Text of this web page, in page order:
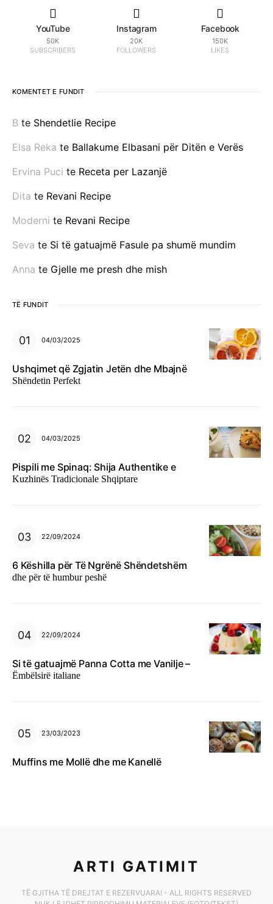
YouTube
50K
SUBSCRIBERS
Instagram
20K
FOLLOWERS
Facebook
150K
LIKES
KOMENTET E FUNDIT
B te Shendetlie Recipe
Elsa Reka te Ballakume Elbasani për Ditën e Verës
Ervina Puci te Receta per Lazanjë
Dita te Revani Recipe
Moderni te Revani Recipe
Seva te Si të gatuajmë Fasule pa shumë mundim
Anna te Gjelle me presh dhe mish
TË FUNDIT
04/03/2025
Ushqimet që Zgjatin Jetën dhe Mbajnë
Shëndetin Perfekt
04/03/2025
Pispili me Spinaq: Shija Authentike e
Kuzhinës Tradicionale Shqiptare
22/09/2024
6 Këshilla për Të Ngrënë Shëndetshëm
dhe për të humbur peshë
22/09/2024
Si të gatuajmë Panna Cotta me Vanilje –
Ëmbëlsirë italiane
23/03/2023
Muffins me Mollë dhe me Kanellë
ARTI GATIMIT
TË GJITHA TË DREJTAT E REZERVUARA! - ALL RIGHTS RESERVED